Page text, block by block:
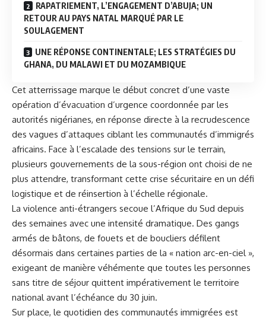
RAPATRIEMENT, L’ENGAGEMENT D’ABUJA; UN
RETOUR AU PAYS NATAL MARQUÉ PAR LE
SOULAGEMENT
UNE RÉPONSE CONTINENTALE; LES STRATÉGIES DU
GHANA, DU MALAWI ET DU MOZAMBIQUE
Cet atterrissage marque le début concret d’une vaste
opération d’évacuation d’urgence coordonnée par les
autorités nigérianes, en réponse directe à la recrudescence
des vagues d’attaques ciblant les communautés d’immigrés
africains. Face à l’escalade des tensions sur le terrain,
plusieurs gouvernements de la sous-région ont choisi de ne
plus attendre, transformant cette crise sécuritaire en un défi
logistique et de réinsertion à l’échelle régionale.
La violence anti-étrangers secoue l’Afrique du Sud depuis
des semaines avec une intensité dramatique. Des gangs
armés de bâtons, de fouets et de boucliers défilent
désormais dans certaines parties de la « nation arc-en-ciel »,
exigeant de manière véhémente que toutes les personnes
sans titre de séjour quittent impérativement le territoire
national avant l’échéance du 30 juin.
Sur place, le quotidien des communautés immigrées est